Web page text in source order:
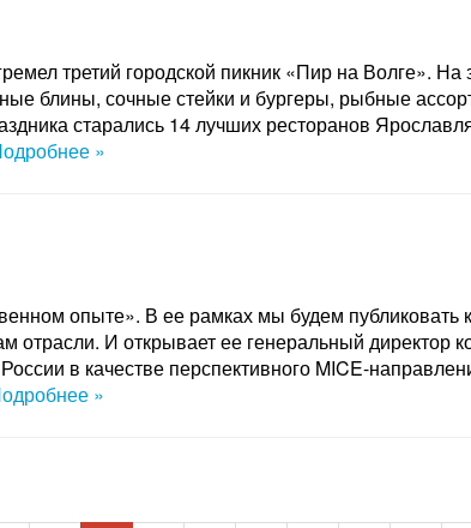
третий городской пикник «Пир на Волге».
блины, сочные стейки и бургеры, рыбные
старались 14 лучших ресторанов
»
опыте». В ее рамках мы будем публиковать
отрасли. И открывает ее генеральный директор
в качестве перспективного MICE-
»